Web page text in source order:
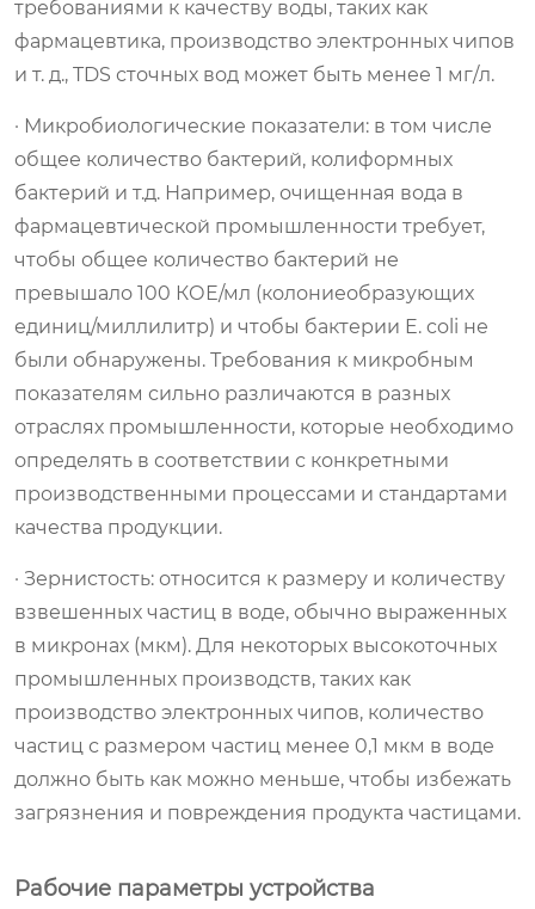
требованиями к качеству воды, таких как
фармацевтика, производство электронных чипов
и т. д., TDS сточных вод может быть менее 1 мг/л.
· Микробиологические показатели: в том числе
общее количество бактерий, колиформных
бактерий и т.д. Например, очищенная вода в
фармацевтической промышленности требует,
чтобы общее количество бактерий не
превышало 100 КОЕ/мл (колониеобразующих
единиц/миллилитр) и чтобы бактерии E. coli не
были обнаружены. Требования к микробным
показателям сильно различаются в разных
отраслях промышленности, которые необходимо
определять в соответствии с конкретными
производственными процессами и стандартами
качества продукции.
· Зернистость: относится к размеру и количеству
взвешенных частиц в воде, обычно выраженных
в микронах (мкм). Для некоторых высокоточных
промышленных производств, таких как
производство электронных чипов, количество
частиц с размером частиц менее 0,1 мкм в воде
должно быть как можно меньше, чтобы избежать
загрязнения и повреждения продукта частицами.
Рабочие параметры устройства